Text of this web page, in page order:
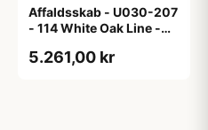
Affaldsskab - U030-207
- 114 White Oak Line -
5.261,00 kr